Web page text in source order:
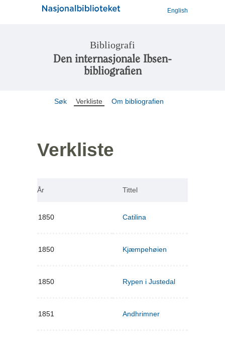
English
Bibliografi
Den internasjonale Ibsen-
bibliografien
Søk Verkliste Om bibliografien
Verkliste
År Tittel
1850 Catilina
1850 Kjæmpehøien
1850 Rypen i Justedal
1851 Andhrimner